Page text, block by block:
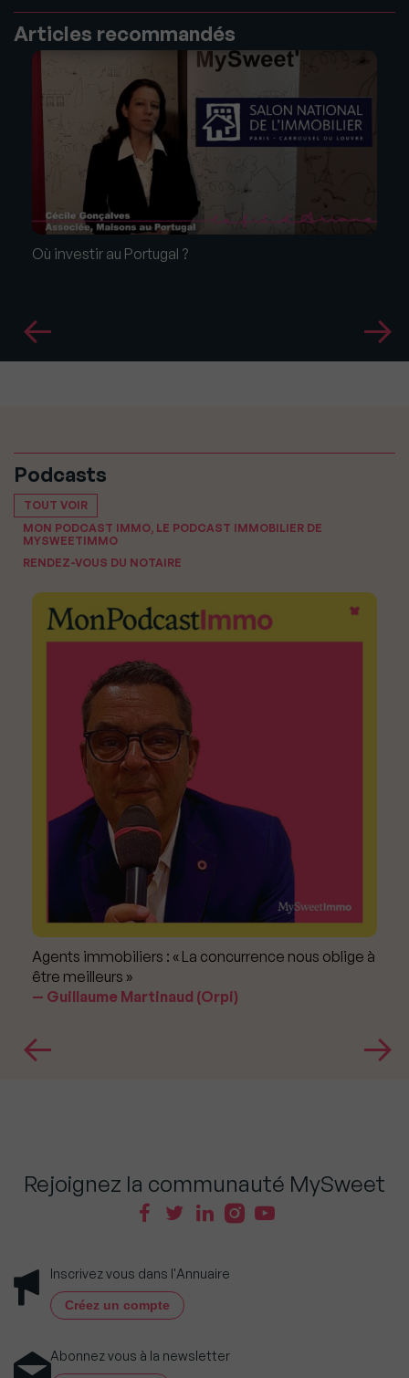
Articles recommandés
Où investir au Portugal ?
Podcasts
TOUT VOIR
MON PODCAST IMMO, LE PODCAST IMMOBILIER DE
MYSWEETIMMO
RENDEZ-VOUS DU NOTAIRE
Agents immobiliers : « La concurrence nous oblige à
être meilleurs »
Guillaume Martinaud (Orpi)
Rejoignez la communauté MySweet
Inscrivez vous dans l'Annuaire
Créez un compte
Abonnez vous à la newsletter